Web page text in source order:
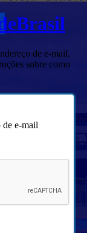
de e-mail.
sobre como
de e-mail